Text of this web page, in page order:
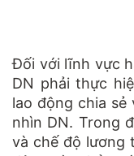
Đối với lĩnh vực
DN phải thực
lao động chia
nhìn DN. Trong
và chế độ lương